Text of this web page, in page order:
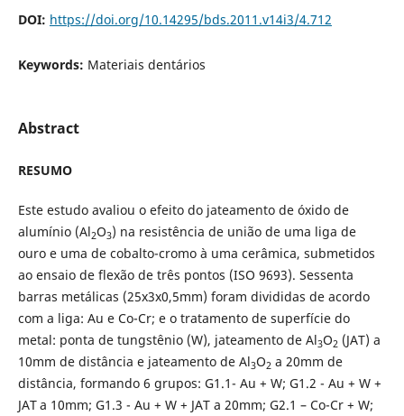
DOI: https://doi.org/10.14295/bds.2011.v14i3/4.712
Keywords: Materiais dentários
Abstract
RESUMO
Este estudo avaliou o efeito do jateamento de óxido de
alumínio (Al2O3) na resistência de união de uma liga de
ouro e uma de cobalto-cromo à uma cerâmica, submetidos
ao ensaio de flexão de três pontos (ISO 9693). Sessenta
barras metálicas (25x3x0,5mm) foram divididas de acordo
com a liga: Au e Co-Cr; e o tratamento de superfície do
metal: ponta de tungstênio (W), jateamento de Al3O2 (JAT) a
10mm de distância e jateamento de Al3O2 a 20mm de
distância, formando 6 grupos: G1.1- Au + W; G1.2 - Au + W +
JATa 10mm; G1.3 - Au + W + JAT a 20mm; G2.1 – Co-Cr + W;